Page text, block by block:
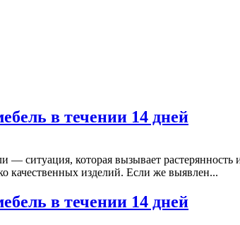
в течении 14 дней
ситуация, которая вызывает
качественных изделий. Если же выявлен...
в течении 14 дней